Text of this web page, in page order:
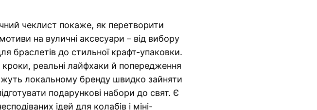
чеклист покаже, як перетворити
мотиви на вуличні аксесуари – від вибору
браслетів до стильної крафт-упаковки.
кроки, реальні лайфхаки й попередження
локальному бренду швидко зайняти
подарункові набори до свят. Є
ідей для колабів і міні-